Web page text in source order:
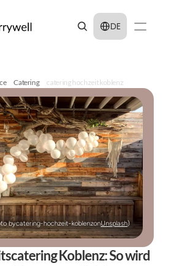
Select Language
DE
Catering catering hochzeit koblenz
bycatering-hochzeit-koblenzonUnsplash)
Koblenz: So wird